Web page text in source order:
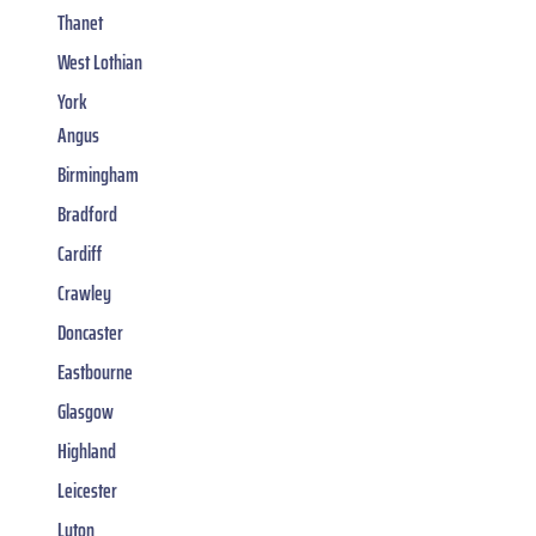
Thanet
West Lothian
York
Angus
Birmingham
Bradford
Cardiff
Crawley
Doncaster
Eastbourne
Glasgow
Highland
Leicester